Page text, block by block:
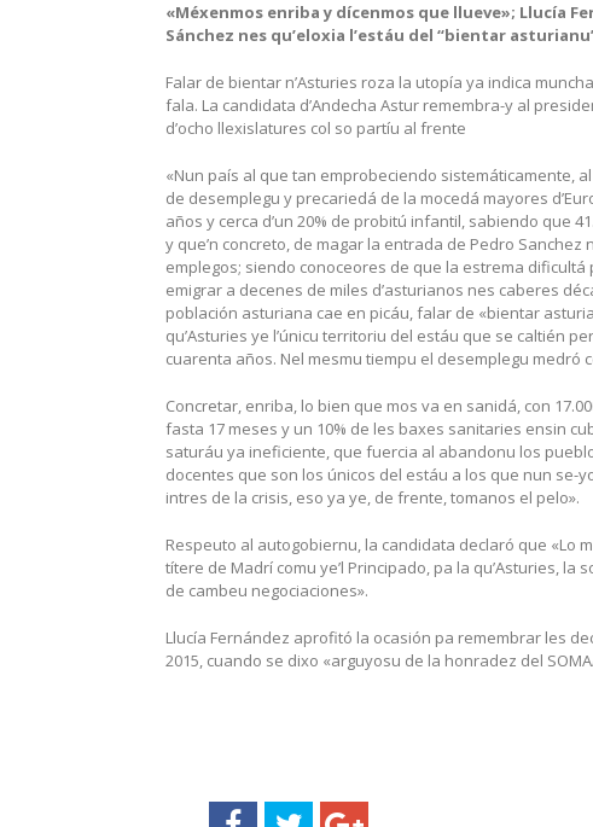
«Méxenmos enriba y dícenmos que llueve»; Llucía
Sánchez nes qu’eloxia l’estáu del “bientar
Falar de bientar n’Asturies roza la utopía ya indica
fala. La candidata d’Andecha Astur remembra-y al
d’ocho llexislatures col so partíu al frente
«Nun país al que tan emprobeciendo sistemáticamente,
de desemplegu y precariedá de la mocedá mayores
años y cerca d’un 20% de probitú infantil, sabiendo que
y que’n concreto, de magar la entrada de Pedro
emplegos; siendo conoceores de que la estrema
emigrar a decenes de miles d’asturianos nes caberes
población asturiana cae en picáu, falar de «bientar
qu’Asturies ye l’únicu territoriu del estáu que se caltién
cuarenta años. Nel mesmu tiempu el desemplegu medró
Concretar, enriba, lo bien que mos va en sanidá, con
fasta 17 meses y un 10% de les baxes sanitaries ensin
saturáu ya ineficiente, que fuercia al abandonu los
docentes que son los únicos del estáu a los que nun se-
intres de la crisis, eso ya ye, de frente, tomanos el pelo».
Respeuto al autogobiernu, la candidata declaró que «Lo
títere de Madrí comu ye’l Principado, pa la qu’Asturies,
de cambeu negociaciones».
Llucía Fernández aprofitó la ocasión pa remembrar les
2015, cuando se dixo «arguyosu de la honradez del